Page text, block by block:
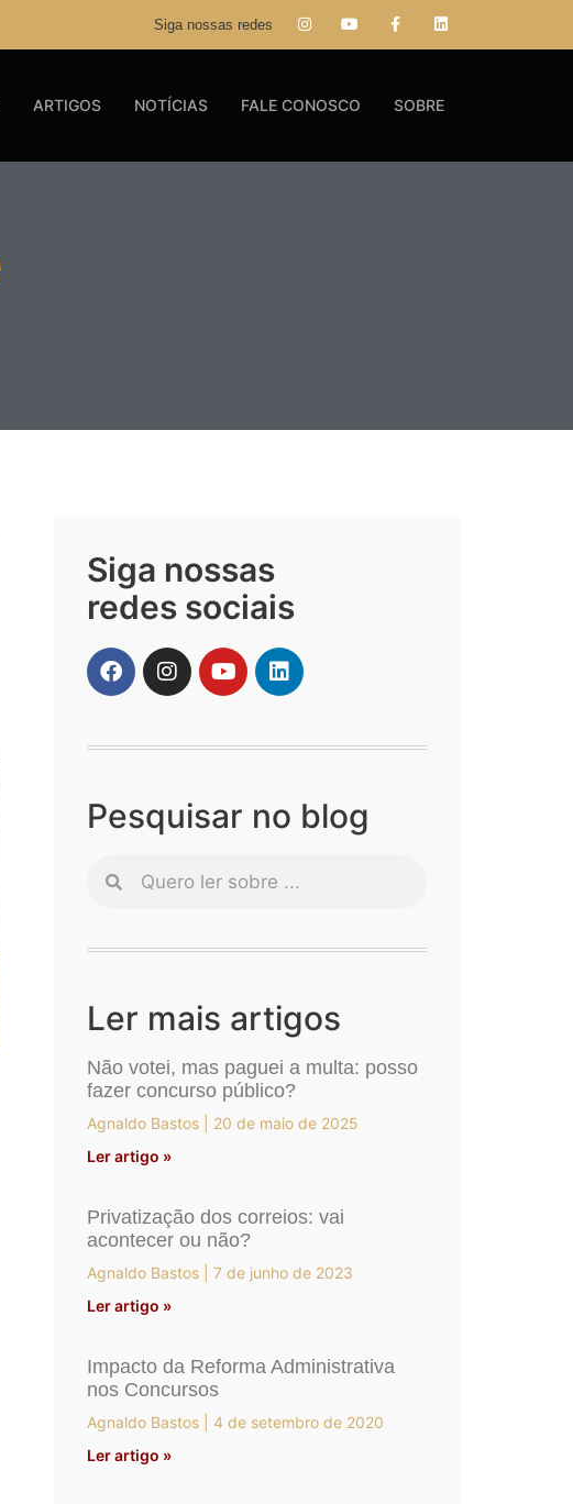
Siga nossas redes
ARTIGOS NOTÍCIAS FALE CONOSCO SOBRE
Siga nossas
redes sociais
Pesquisar no blog
Ler mais artigos
Não votei, mas paguei a multa: posso
fazer concurso público?
Agnaldo Bastos
20 de maio de 2025
Ler artigo »
Privatização dos correios: vai
acontecer ou não?
Agnaldo Bastos
7 de junho de 2023
Ler artigo »
Impacto da Reforma Administrativa
nos Concursos
Agnaldo Bastos
4 de setembro de 2020
Ler artigo »